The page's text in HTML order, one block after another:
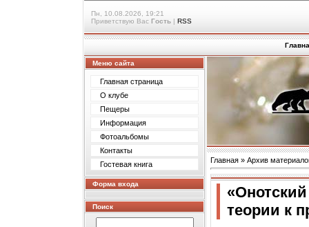
Пн, 10.08.2026, 19:21
Приветствую Вас Гость | RSS
Меню сайта
Главная страница
О клубе
Пещеры
Информация
Фотоальбомы
Контакты
Гостевая книга
Форма входа
Поиск
Главная » Архив
теории к